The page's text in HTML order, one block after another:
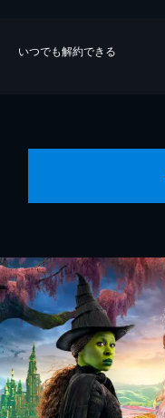
いつでも解約できる